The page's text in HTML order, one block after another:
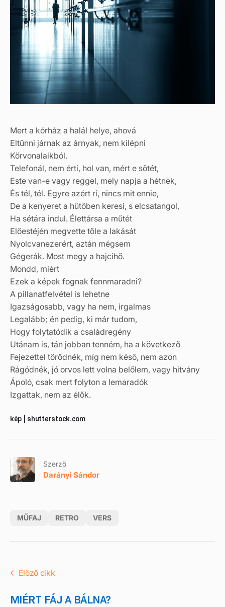
Mert a kórház a halál helye, ahová
Eltűnni járnak az árnyak, nem kilépni
Körvonalaikból.
Telefonál, nem érti, hol van, mért e sötét,
Este van-e vagy reggel, mely napja a hétnek,
És tél, tél. Egyre azért rí, nincs mit ennie,
De a kenyeret a hűtőben keresi, s elcsatangol,
Ha sétára indul. Élettársa a műtét
Előestéjén megvette tőle a lakását
Nyolcvanezerért, aztán mégsem
Gégerák. Most megy a hajcihő.
Mondd, miért
Ezek a képek fognak fennmaradni?
A pillanatfelvétel is lehetne
Igazságosabb, vagy ha nem, irgalmas
Legalább; én pedig, ki már tudom,
Hogy folytatódik a családregény
Utánam is, tán jobban tenném, ha a következő
Fejezettel törődnék, míg nem késő, nem azon
Rágódnék, jó orvos lett volna belőlem, vagy hitvány
Ápoló, csak mert folyton a lemaradók
Izgattak, nem az élők.
kép | shutterstock.com
Szerző
Darányi Sándor
MŰFAJ RETRO VERS
Előző cikk
MIÉRT FÁJ A BÁLNA?